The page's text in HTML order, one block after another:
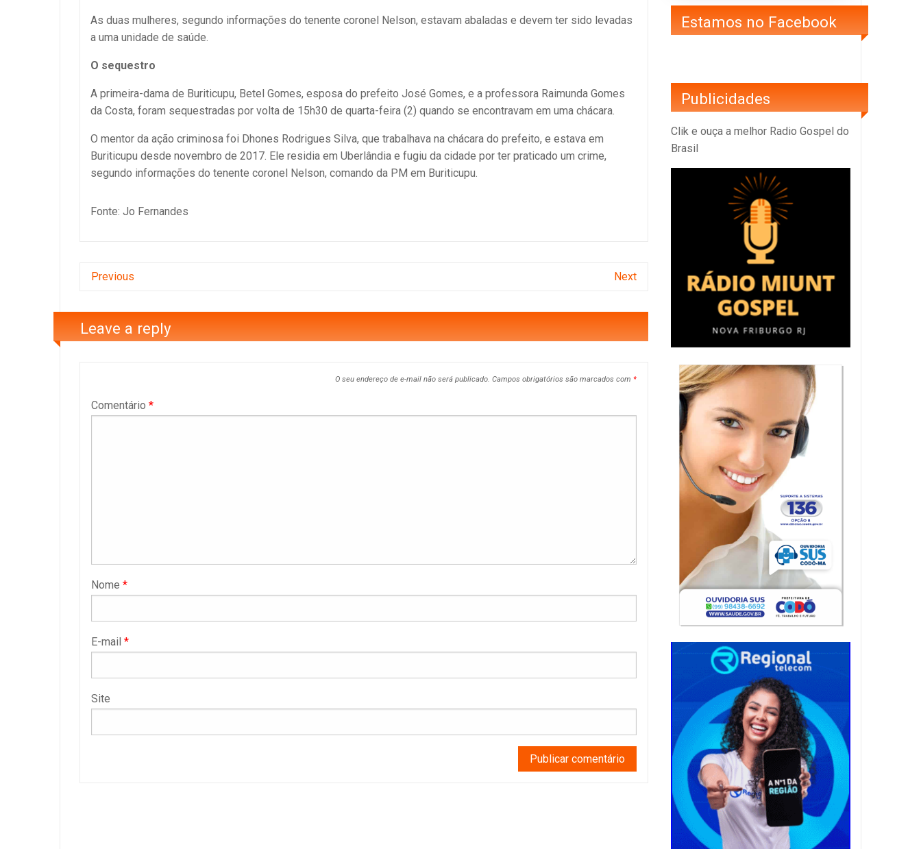
As duas mulheres, segundo informações do tenente coronel Nelson, estavam abaladas e devem ter sido levadas
a uma unidade de saúde.
O sequestro
A primeira-dama de Buriticupu, Betel Gomes, esposa do prefeito José Gomes, e a professora Raimunda Gomes
da Costa, foram sequestradas por volta de 15h30 de quarta-feira (2) quando se encontravam em uma chácara.
O mentor da ação criminosa foi Dhones Rodrigues Silva, que trabalhava na chácara do prefeito, e estava em
Buriticupu desde novembro de 2017. Ele residia em Uberlândia e fugiu da cidade por ter praticado um crime,
segundo informações do tenente coronel Nelson, comando da PM em Buriticupu.
Fonte: Jo Fernandes
Previous Next
Leave a reply
O seu endereço de e-mail não será publicado. Campos obrigatórios são marcados com *
Comentário *
Nome *
E-mail *
Site
Estamos no Facebook
Publicidades
Clik e ouça a melhor Radio Gospel do
Brasil